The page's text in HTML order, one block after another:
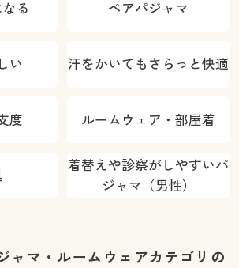
る ペアパジャマ
い 汗をかいてもさらっと快適
度 ルームウェア・部屋着
着替えや診察がしやすいパ
ジャマ（男性）
ャマ・ルームウェアカテゴリの